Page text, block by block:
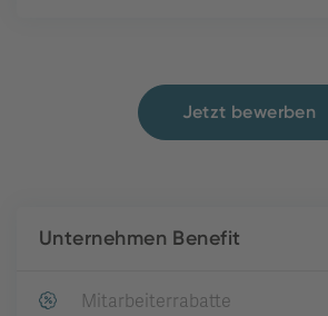
Jetzt bewerben
Unternehmen Benefit
Mitarbeiterrabatte